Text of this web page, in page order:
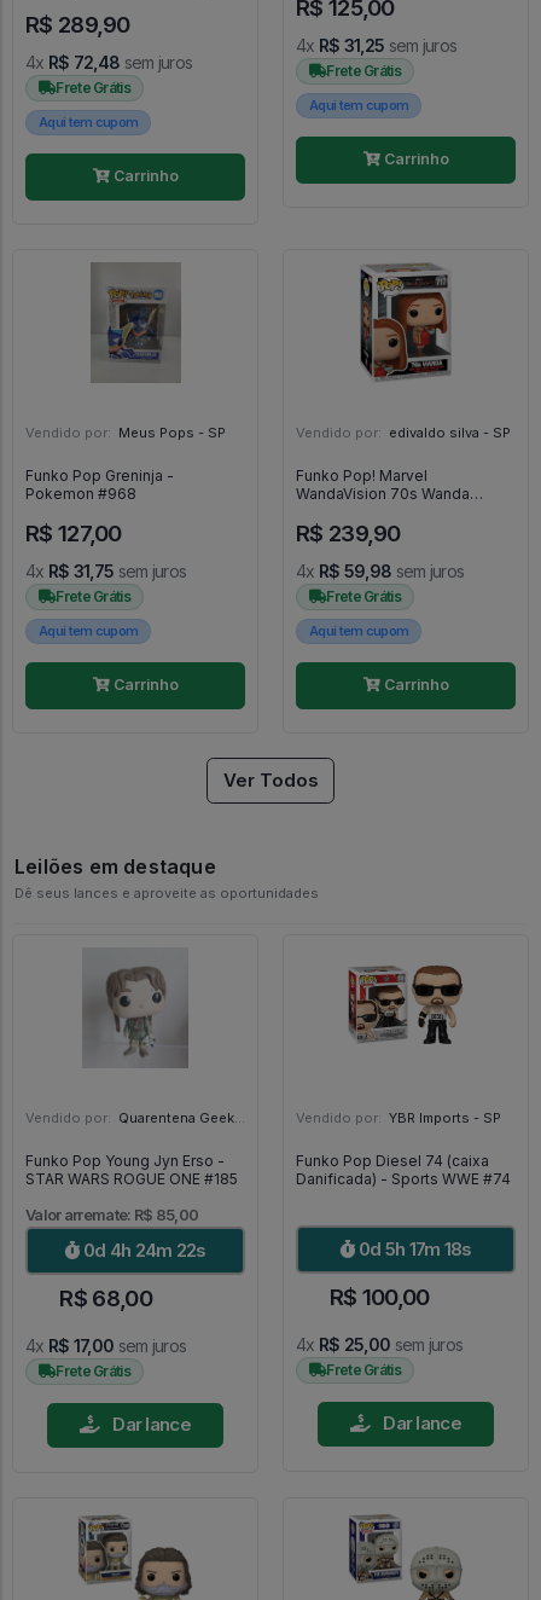
De Papel #742
R$ 289,90
4x R$ 72,48 sem juros
Frete Grátis
Aqui tem cupom
Carrinho
R$ 125,00
4x R$ 31,25 sem juros
Frete Grátis
Aqui tem cupom
Carrinho
Vendido por: Meus Pops - SP
Funko Pop Greninja -
Pokemon #968
R$ 127,00
4x R$ 31,75 sem juros
Frete Grátis
Aqui tem cupom
Carrinho
Vendido por: edivaldo silva - SP
Funko Pop! Marvel
WandaVision 70s Wanda
WandaVision #717
R$ 239,90
4x R$ 59,98 sem juros
Frete Grátis
Aqui tem cupom
Carrinho
Ver Todos
Leilões em destaque
Dê seus lances e aproveite as oportunidades
Vendido por: Quarentena Geek Store - SP
Funko Pop Young Jyn Erso -
STAR WARS ROGUE ONE #185
Valor arremate: R$ 85,00
0d 4h 24m 21s
R$ 68,00
4x R$ 17,00 sem juros
Frete Grátis
Dar lance
Vendido por: YBR Imports - SP
Funko Pop Diesel 74 (caixa
Danificada) - Sports WWE #74
0d 5h 17m 17s
R$ 100,00
4x R$ 25,00 sem juros
Frete Grátis
Dar lance